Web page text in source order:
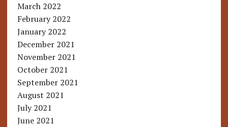
March 2022
February 2022
January 2022
December 2021
November 2021
October 2021
September 2021
August 2021
July 2021
June 2021